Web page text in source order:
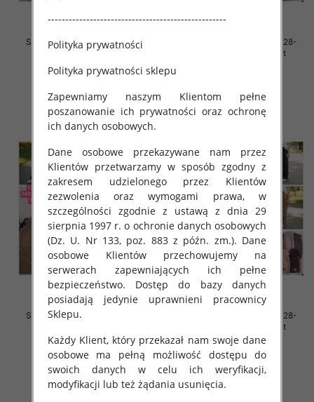
Spodnie dziewczęce Roz 128-
164, 1 kolor Paczka 7 szt
32.00 zł
Spodnie dziewczęce Roz 128-
164, 1 kolor Paczka 7 szt
Spodnie dziewczęce Roz 128-
32.00 zł
szczegóły
Spodnie dziewczęce Roz 128-
164, 1 kolor Paczka 7 szt
32.00 zł
szczegóły
---------------------------------------------------
Polityka prywatności
Polityka prywatności sklepu
Zapewniamy naszym Klientom pełne
poszanowanie ich prywatności oraz ochronę
ich danych osobowych.
Dane osobowe przekazywane nam przez
Klientów przetwarzamy w sposób zgodny z
zakresem udzielonego przez Klientów
zezwolenia oraz wymogami prawa, w
szczególności zgodnie z ustawą z dnia 29
sierpnia 1997 r. o ochronie danych osobowych
(Dz. U. Nr 133, poz. 883 z późn. zm.). Dane
osobowe Klientów przechowujemy na
serwerach zapewniających ich pełne
bezpieczeństwo. Dostęp do bazy danych
posiadają jedynie uprawnieni pracownicy
Sklepu.
Każdy Klient, który przekazał nam swoje dane
osobowe ma pełną możliwość dostępu do
swoich danych w celu ich weryfikacji,
modyfikacji lub też żądania usunięcia.